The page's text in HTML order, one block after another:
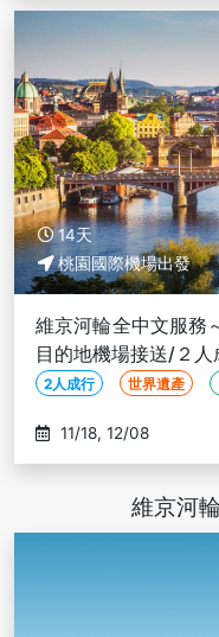
14天
桃園國際機場出發
維京河輪全中文服務
目的地機場接送/２人
2人成行 世界遺產
11/18, 12/08
維京河